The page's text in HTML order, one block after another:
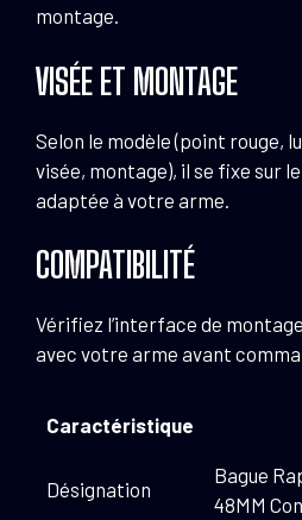
montage.
VISÉE ET MONTAGE
Selon le modèle (point rouge,
visée, montage), il se fixe sur le
adaptée à votre arme.
COMPATIBILITÉ
Vérifiez l’interface de
avec votre arme avant
Caractéristique
Désignation
Bague
48MM